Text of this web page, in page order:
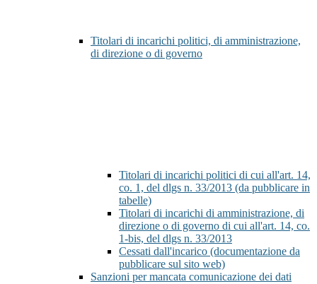
Titolari di incarichi politici, di amministrazione,
di direzione o di governo
Titolari di incarichi politici di cui all'art. 14,
co. 1, del dlgs n. 33/2013 (da pubblicare in
tabelle)
Titolari di incarichi di amministrazione, di
direzione o di governo di cui all'art. 14, co.
1-bis, del dlgs n. 33/2013
Cessati dall'incarico (documentazione da
pubblicare sul sito web)
Sanzioni per mancata comunicazione dei dati